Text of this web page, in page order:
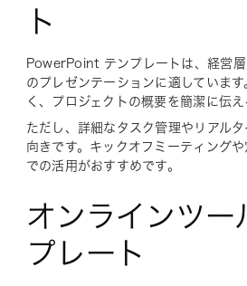
ト
PowerPoint テンプレートは、経営
のプレゼンテーションに適していま
く、プロジェクトの概要を簡潔に伝え
ただし、詳細なタスク管理やリアル
向きです。キックオフミーティング
での活用がおすすめです。
オンラインツー
プレート